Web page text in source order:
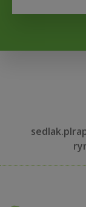
sedlak.pl